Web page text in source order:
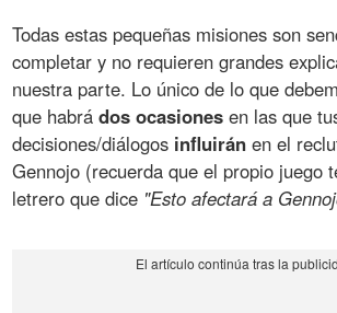
Todas estas pequeñas misiones son
completar y no requieren grandes
nuestra parte. Lo único de lo que
que habrádos ocasiones en las que
decisiones/diálogos influirán en el
Gennojo (recuerda que el propio juego
letrero que dice "Esto afectará a